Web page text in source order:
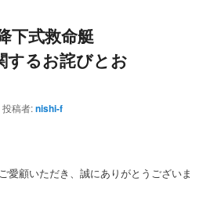
下式救命艇
するお詫びとお
投稿者:nishi-f
愛顧いただき、誠にありがとうございま